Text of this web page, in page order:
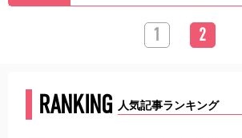
1 2
RANKING 人気記事ランキング